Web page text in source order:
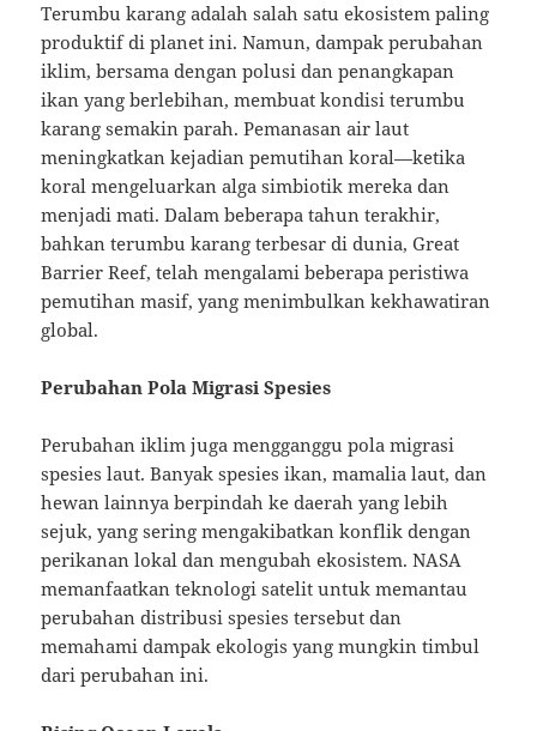
Terumbu karang adalah salah satu ekosistem paling
produktif di planet ini. Namun, dampak perubahan
iklim, bersama dengan polusi dan penangkapan
ikan yang berlebihan, membuat kondisi terumbu
karang semakin parah. Pemanasan air laut
meningkatkan kejadian pemutihan koral—ketika
koral mengeluarkan alga simbiotik mereka dan
menjadi mati. Dalam beberapa tahun terakhir,
bahkan terumbu karang terbesar di dunia, Great
Barrier Reef, telah mengalami beberapa peristiwa
pemutihan masif, yang menimbulkan kekhawatiran
global.
Perubahan Pola Migrasi Spesies
Perubahan iklim juga mengganggu pola migrasi
spesies laut. Banyak spesies ikan, mamalia laut, dan
hewan lainnya berpindah ke daerah yang lebih
sejuk, yang sering mengakibatkan konflik dengan
perikanan lokal dan mengubah ekosistem. NASA
memanfaatkan teknologi satelit untuk memantau
perubahan distribusi spesies tersebut dan
memahami dampak ekologis yang mungkin timbul
dari perubahan ini.